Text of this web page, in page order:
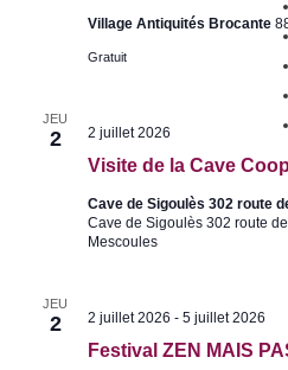
Village Antiquités Brocante
Gratuit
JEU
2
Visite de la Cave
2 juillet 2026
s
t
e
C
a
v
Cave de Sigoulès 302 route
Cave de Sigoulès 302 route
Mescoules
JEU
2
Festival ZEN MAIS
2 juillet 2026 - 5 juillet 2026